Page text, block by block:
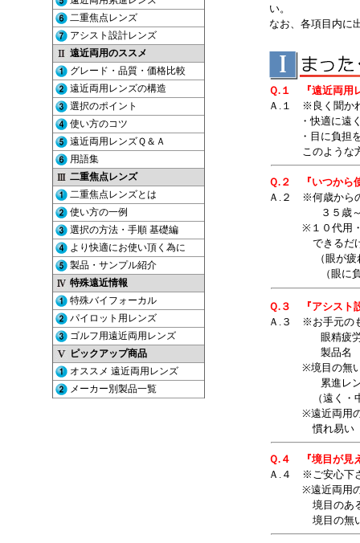
い。
なお、各項目内に
Ｑ.１ 『遠近両用
Ａ.１ ※良く聞か
・快適に遠く
・目に負担を
このような方
Ｑ.２ 『いつから
Ａ.２ ※何歳から
３５歳～４０
※１０代用・３
できるだけ早
（眼が疲れる
（眼に負担を
Ｑ.３ 『アシスト
Ａ.３ ※お手元の
眼精疲労を軽
製品名 ＨＯＹ
※境目の無い遠
累進レンズと
（遠く・中間
※遠近両用の初
慣れ易い ユレ
Ｑ.４ 『境目が見
Ａ.４ ※ご安心下
※遠近両用の
境目のある二重
境目の無い累